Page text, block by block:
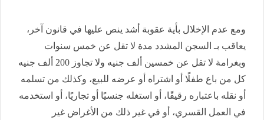
ومع عدم الإخلال بأية عقوبة أشد ينص عليها في قانون آخر،
يعاقب بـ السجن المشدد مدة لا تقل عن خمس سنوات
وبغرامة لا تقل عن خمسين ألف جنيه ولا تجاوز 200 ألف جنيه
كل من باع طفلًا أو اشتراه أو عرضه للبيع، وكذلك من تسلمه
أو نقله باعتباره رقيقًا، أو استغله جنسيًا أو تجاريًا، أو استخدمه
في العمل القسري، أو في غير ذلك من الأغراض غير